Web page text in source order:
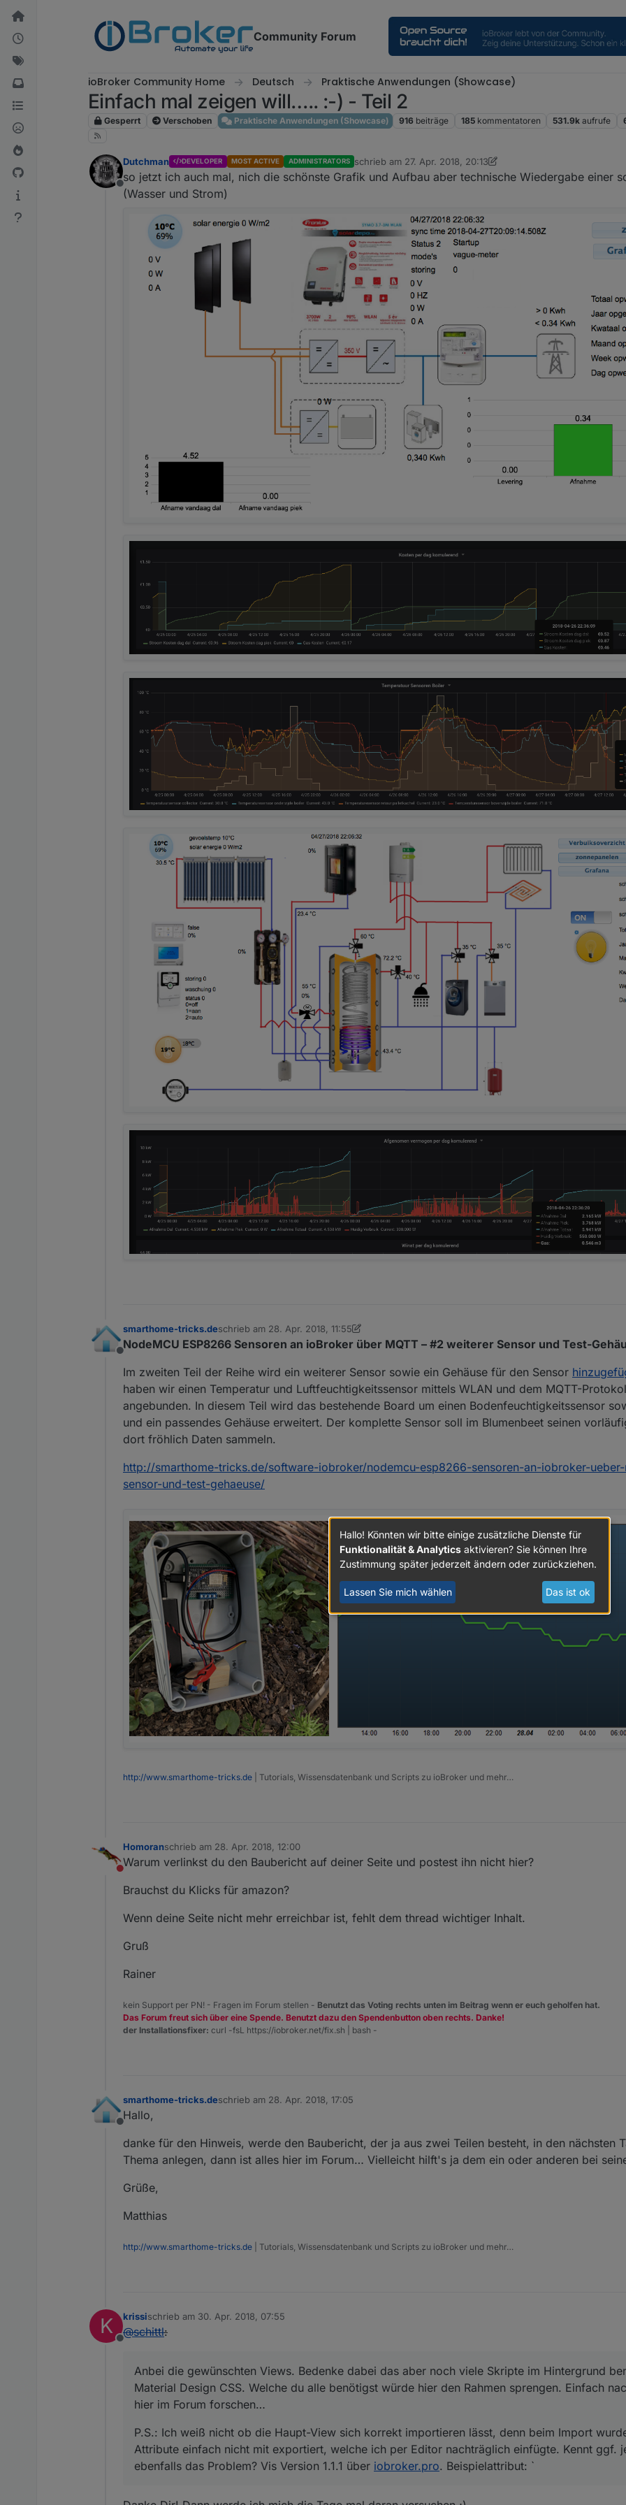
Weiter zum Inhalt
Community Forum
ioBroker Community Home Deutsch Praktische Anwendungen (Showcase)
Einfach mal zeigen will….. :-) - Teil 2
Gesperrt Verschoben Praktische Anwendungen (Showcase) 916 beiträge 185 kommentatoren 531.9k aufrufe
Offline
Dutchman DEVELOPER MOST ACTIVE ADMINISTRATORS schrieb am 27. Apr. 2018, 20:13
zuletzt editiert von Jey Cee
so jetzt ich auch mal, nich die schönste Grafik und Aufbau aber technische Wiedergabe einer
(Wasser und Strom)
Offline
smarthome-tricks.deschrieb am 28. Apr. 2018, 11:55
zuletzt editiert von Jey Cee
NodeMCU ESP8266 Sensoren an ioBroker über MQTT – #2 weiterer Sensor und Test-
Im zweiten Teil der Reihe wird ein weiterer Sensor sowie ein Gehäuse für den Sensor
haben wir einen Temperatur und Luftfeuchtigkeitssensor mittels WLAN und dem MQTT-
angebunden. In diesem Teil wird das bestehende Board um einen Bodenfeuchtigkeitssensor
und ein passendes Gehäuse erweitert. Der komplette Sensor soll im Blumenbeet seinen
dort fröhlich Daten sammeln.
http://smarthome-tricks.de/software-iobroker/nodemcu-esp8266-sensoren-an-iobroker-
sensor-und-test-gehaeuse/
http://www.smarthome-tricks.de | Tutorials, Wissensdatenbank und Scripts zu ioBroker und mehr…
Nicht stören
Homoranschrieb am 28. Apr. 2018, 12:00
zuletzt editiert von
Warum verlinkst du den Baubericht auf deiner Seite und postest ihn nicht hier?
Brauchst du Klicks für amazon?
Wenn deine Seite nicht mehr erreichbar ist, fehlt dem thread wichtiger Inhalt.
Gruß
Rainer
kein Support per PN! - Fragen im Forum stellen - Benutzt das Voting rechts unten im Beitrag wenn er euch geholfen hat.
Das Forum freut sich über eine Spende. Benutzt dazu den Spendenbutton oben rechts. Danke!
der Installationsfixer: curl -fsL https://iobroker.net/fix.sh | bash -
Offline
smarthome-tricks.deschrieb am 28. Apr. 2018, 17:05
zuletzt editiert von
Hallo,
danke für den Hinweis, werde den Baubericht, der ja aus zwei Teilen besteht, in den nächsten
Thema anlegen, dann ist alles hier im Forum… Vielleicht hilft's ja dem ein oder anderen bei
Grüße,
Matthias
http://www.smarthome-tricks.de | Tutorials, Wissensdatenbank und Scripts zu ioBroker und mehr…
K
Offline
krissischrieb am 30. Apr. 2018, 07:55
zuletzt editiert von
@schittl:
Anbei die gewünschten Views. Bedenke dabei das aber noch viele Skripte im Hintergrund
Material Design CSS. Welche du alle benötigst würde hier den Rahmen sprengen. Einfach
hier im Forum forschen…
P.S.: Ich weiß nicht ob die Haupt-View sich korrekt importieren lässt, denn beim Import
Attribute einfach nicht mit exportiert, welche ich per Editor nachträglich einfügte. Kennt ggf.
ebenfalls das Problem? Vis Version 1.1.1 über iobroker.pro. Beispielattribut: `
Hallo! Könnten wir bitte einige zusätzliche Dienste für
Funktionalität & Analytics aktivieren? Sie können Ihre
Zustimmung später jederzeit ändern oder zurückziehen.
Lassen Sie mich wählen Das ist ok